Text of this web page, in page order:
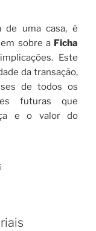
de uma casa, é
sobre a Ficha
Este
da transação,
de todos os
futuras que
e o valor do